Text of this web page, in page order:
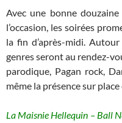
Avec une bonne
l’occasion, les soirées
la fin d’après-midi.
genres seront au rendez-
parodique, Pagan rock,
même la présence sur place
La Maisnie Hellequin – Ball